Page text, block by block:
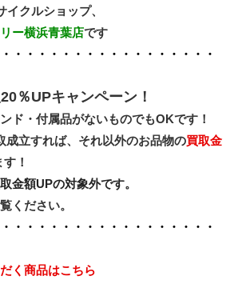
クルショップ、
ー横浜青葉店です
・・・・・・・・・・・・・・・・・
％UPキャンペーン！
ド・付属品がないものでもOKです！
成立すれば、それ以外のお品物の買取金
！
金額UPの対象外です。
ください。
・・・・・・・・・・・・・・・・・
く商品はこちら